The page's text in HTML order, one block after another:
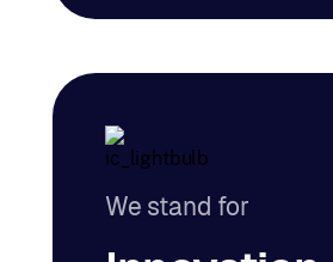
This website uses cookies
usage, and personalize content and
marketing efforts. See our
We stand for